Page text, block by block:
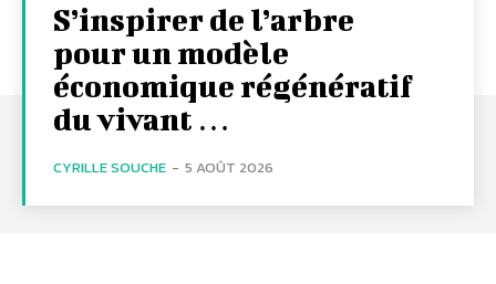
S’inspirer de l’arbre
pour un modèle
économique régénératif
du vivant …
CYRILLE SOUCHE - 5 AOÛT 2026